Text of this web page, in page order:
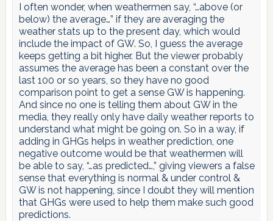
I often wonder, when weathermen say, “…above (or
below) the average…” if they are averaging the
weather stats up to the present day, which would
include the impact of GW. So, I guess the average
keeps getting a bit higher. But the viewer probably
assumes the average has been a constant over the
last 100 or so years, so they have no good
comparison point to get a sense GW is happening.
And since no one is telling them about GW in the
media, they really only have daily weather reports to
understand what might be going on. So in a way, if
adding in GHGs helps in weather prediction, one
negative outcome would be that weathermen will
be able to say, “…as predicted…,” giving viewers a false
sense that everything is normal & under control &
GW is not happening, since I doubt they will mention
that GHGs were used to help them make such good
predictions.